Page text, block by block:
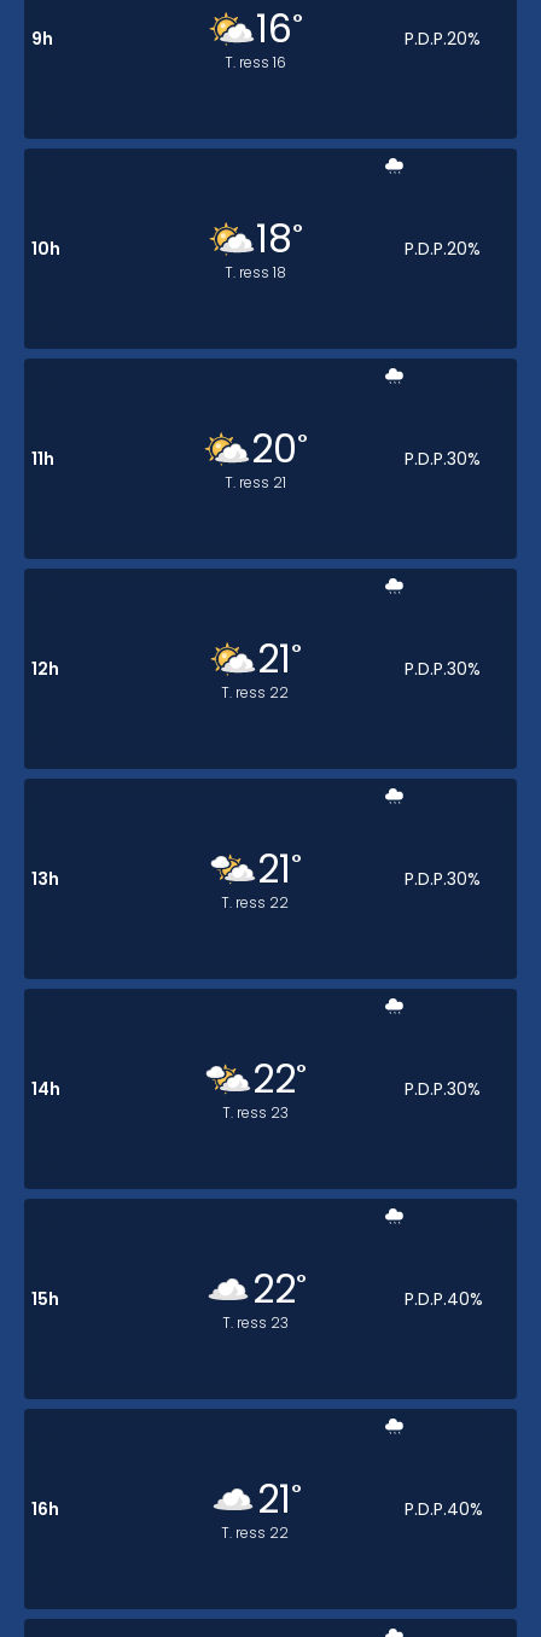
9h 16°
T. ress 16
P.D.P.20%
10h 18°
T. ress 18
P.D.P.20%
11h 20°
T. ress 21
P.D.P.30%
12h 21°
T. ress 22
P.D.P.30%
13h 21°
T. ress 22
P.D.P.30%
14h 22°
T. ress 23
P.D.P.30%
15h 22°
T. ress 23
P.D.P.40%
16h 21°
T. ress 22
P.D.P.40%